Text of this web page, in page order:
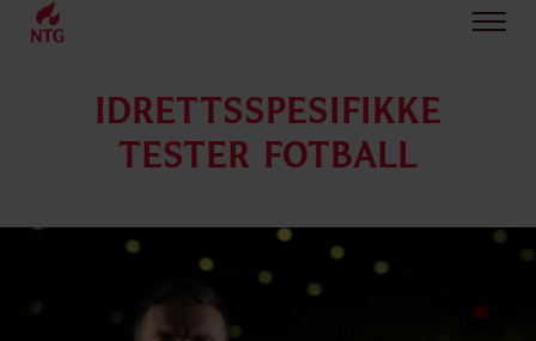
IDRETTSSPESIFIKKE
TESTER FOTBALL